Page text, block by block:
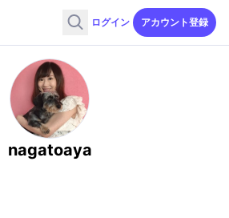
ログイン アカウント登録
nagatoaya